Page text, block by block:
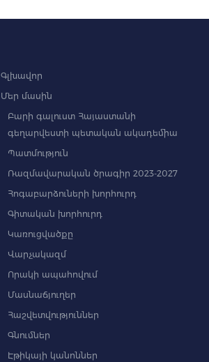
Գլխավոր
Մեր մասին
Բարի գալուստ Հայաստանի
գեղարվեստի պետական ակադեմիա
Պատմություն
Ռազմավարական ծրագիր 2023-2027
Հոգաբարձուների խորհուրդ
Գիտական խորհուրդ
Կառուցվածքը
Վարչակազմ
Որակի ապահովում
Մասնաճյուղեր
Հաշվետվություններ
Գնումներ
Էթիկայի կանոններ